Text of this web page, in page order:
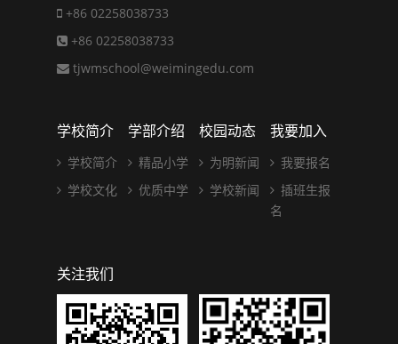
+86 02258038733
+86 02258038733
tjwmschool@weimingedu.com
学校简介
学校简介
学校文化
学部介绍
精品小学
优质中学
校园动态
为明新闻
学校新闻
我要加入
我要报名
插班生报
名
关注我们